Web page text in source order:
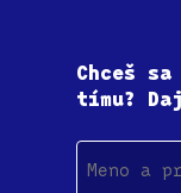
Chceš
tímu?